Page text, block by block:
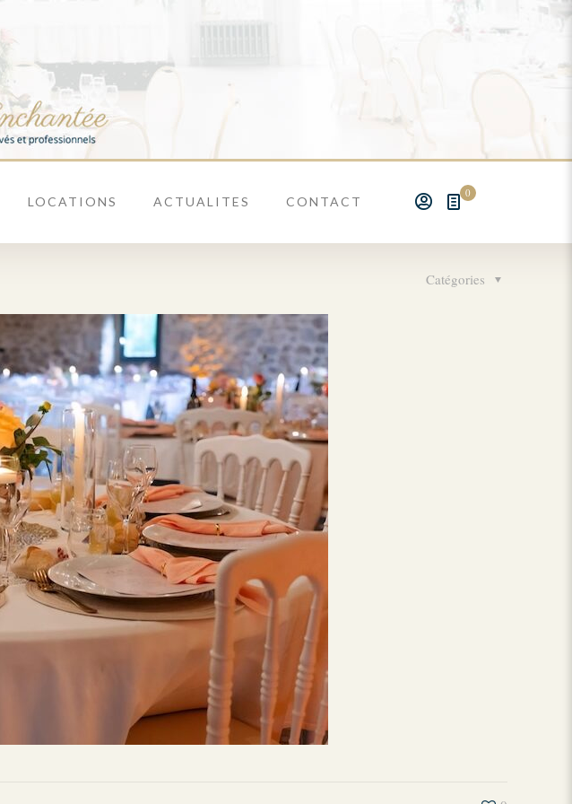
LOCATIONS ACTUALITES CONTACT
0
Catégories